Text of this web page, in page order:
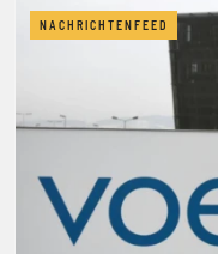
NACHRICHTENFEED